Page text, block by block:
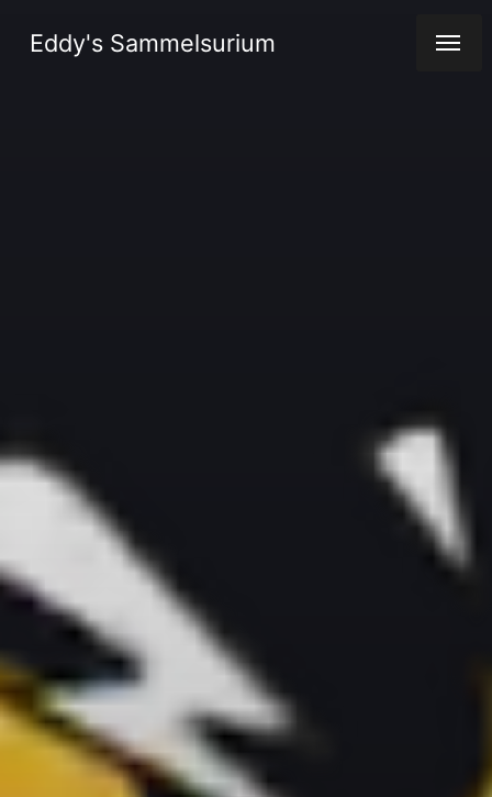
Eddy's Sammelsurium